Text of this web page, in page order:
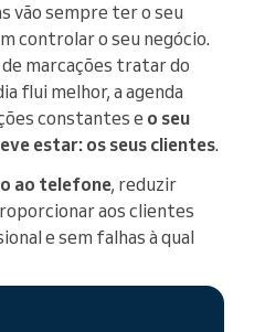
vão sempre ter o seu
controlar o seu negócio.
marcações tratar do
flui melhor, a agenda
constantes e o seu
estar: os seus clientes.
ao telefone, reduzir
aos clientes
e sem falhas à qual